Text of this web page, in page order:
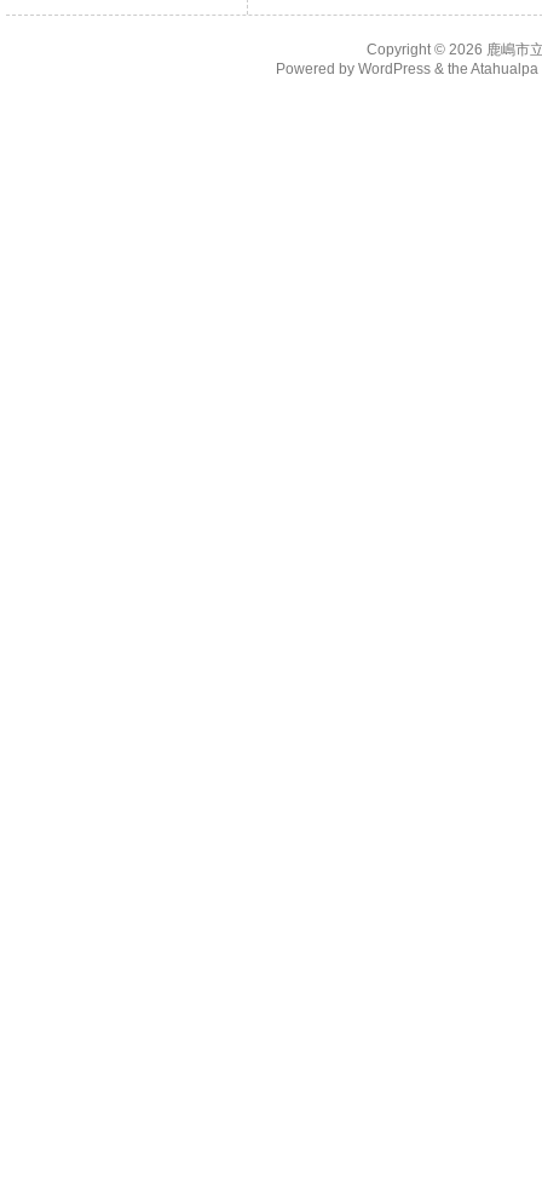
Copyright © 2026 鹿嶋市
Powered by WordPress& the Atahualpa